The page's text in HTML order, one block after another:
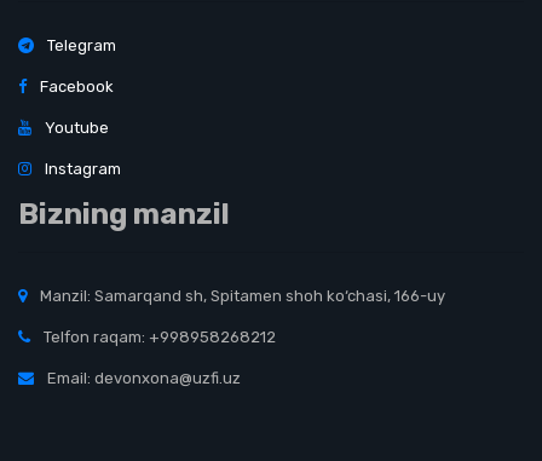
Telegram
Facebook
Youtube
Instagram
Bizning manzil
Manzil: Samarqand sh, Spitamen shoh ko‘chasi, 166-uy
Telfon raqam: +998958268212
Email: devonxona@uzfi.uz